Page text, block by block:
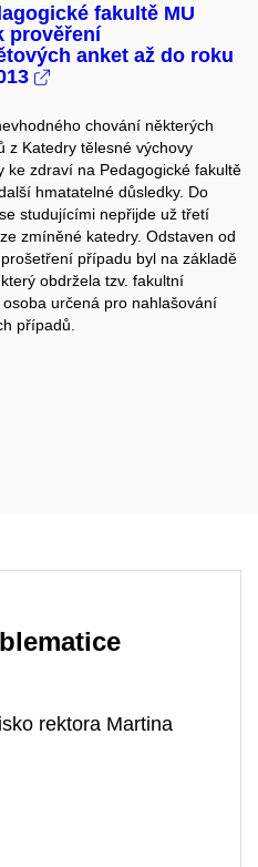
fakultě MU
prověření
anket až do roku
chování některých
z Katedry tělesné výchovy
ke zdraví na Pedagogické fakultě
hmatatelné důsledky. Do
studujícími nepřijde už třetí
zmíněné katedry. Odstaven od
případu byl na základě
obdržela tzv. fakultní
určená pro nahlašování
případů.
rektora Martina